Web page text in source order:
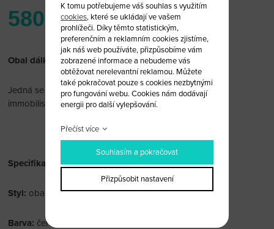
580 Kč
Obal dálkového ovládání Chrysler 3+1 tlačítko
Jedná se pouze o obal bez dálkového ovládání a čipu
immobiliseru.
Specifikace:
Styl: obal
Barva: černá
K tomu potřebujeme váš souhlas s využitím
cookies, které se ukládají ve vašem
prohlížeči. Díky těmto statistickým,
preferenčním a reklamním cookies zjistíme,
jak náš web používáte, přizpůsobíme vám
zobrazené informace a nebudeme vás
obtěžovat nerelevantní reklamou. Můžete
také pokračovat pouze s cookies nezbytnými
pro fungování webu. Cookies nám dodávají
energii pro další vylepšování.
Přečíst více
Souhlasím a pokračovat
Přizpůsobit nastavení